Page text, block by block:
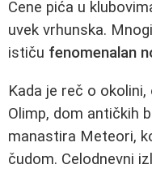
Cene pića u
uvek vrhunska.
ističu fenomenalan
Kada je reč o
Olimp, dom antičkih
manastira Meteori,
čudom. Celodnevni